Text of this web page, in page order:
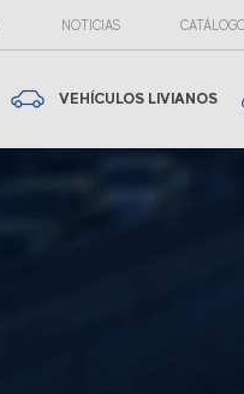
NOTICIAS
VEHÍCULOS LIVIANOS